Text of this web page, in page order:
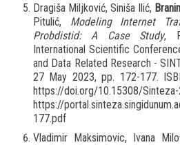
Dragiša Miljković, Siniša Ilić,
Pitulić, Modeling Internet
Probdistid: A Case Study,
International Scientific
and Data Related Research -
27 May 2023, pp. 172-177.
https://doi.org/10.15308/
https://
177.pdf
Vladimir Maksimovic, Ivana